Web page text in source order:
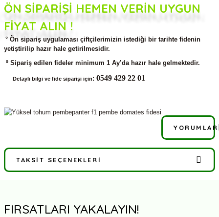
ÖN SİPARİŞİ HEMEN VERİN UYGUN
FİYAT ALIN !
° Ön sipariş uygulaması çiftçilerimizin istediği bir tarihte fidenin
yetiştirilip hazır hale getirilmesidir.
º Sipariş edilen fideler minimum 1 Ay’da hazır hale gelmektedir.
Detaylı bilgi ve fide siparişi için: 0549 429 22 01
YORUMLAR
Bu ürüne ilk yorumu siz yapın!
TAKSIT SEÇENEKLERI
FIRSATLARI YAKALAYIN!